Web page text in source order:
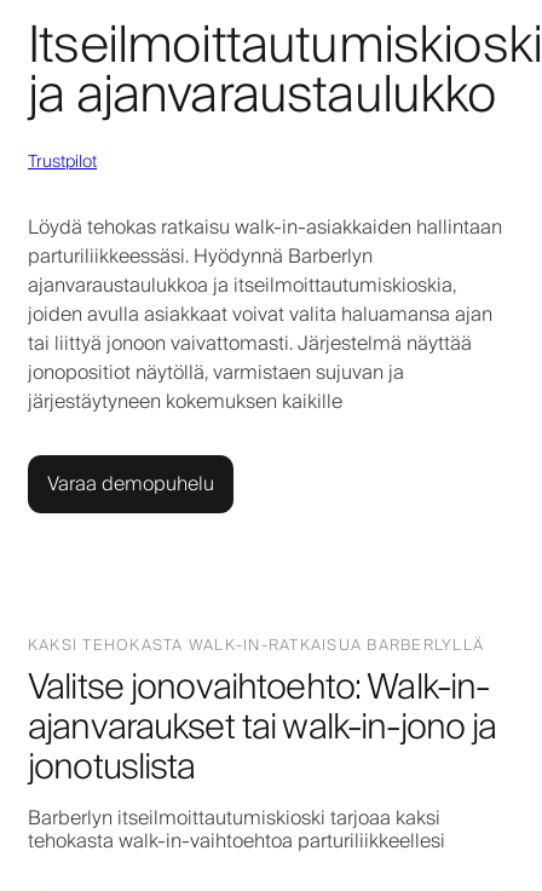
Itseilmoittautumiskioski
ja ajanvaraustaulukko
Trustpilot
Löydä tehokas ratkaisu walk-in-asiakkaiden hallintaan
parturiliikkeessäsi. Hyödynnä Barberlyn
ajanvaraustaulukkoa ja itseilmoittautumiskioskia,
joiden avulla asiakkaat voivat valita haluamansa ajan
tai liittyä jonoon vaivattomasti. Järjestelmä näyttää
jonopositiot näytöllä, varmistaen sujuvan ja
järjestäytyneen kokemuksen kaikille
Varaa demopuhelu
KAKSI TEHOKASTA WALK-IN-RATKAISUA BARBERLYLLÄ
Valitse jonovaihtoehto: Walk-in-
ajanvaraukset tai walk-in-jono ja
jonotuslista
Barberlyn itseilmoittautumiskioski tarjoaa kaksi
tehokasta walk-in-vaihtoehtoa parturiliikkeellesi